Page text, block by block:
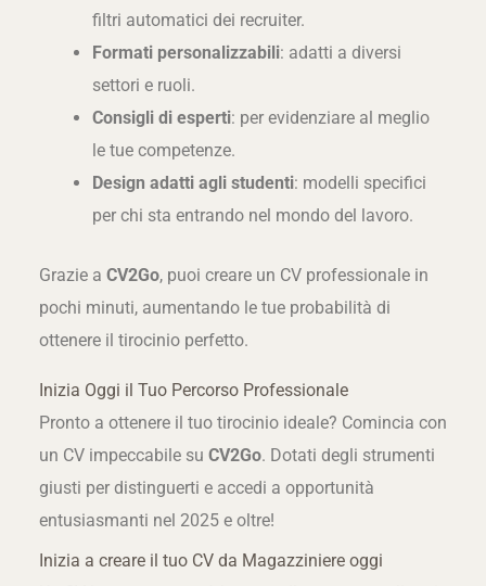
filtri automatici dei recruiter.
Formati personalizzabili: adatti a diversi
settori e ruoli.
Consigli di esperti: per evidenziare al meglio
le tue competenze.
Design adatti agli studenti: modelli specifici
per chi sta entrando nel mondo del lavoro.
Grazie a CV2Go, puoi creare un CV professionale in
pochi minuti, aumentando le tue probabilità di
ottenere il tirocinio perfetto.
Inizia Oggi il Tuo Percorso Professionale
Pronto a ottenere il tuo tirocinio ideale? Comincia con
un CV impeccabile su CV2Go. Dotati degli strumenti
giusti per distinguerti e accedi a opportunità
entusiasmanti nel 2025 e oltre!
Inizia a creare il tuo CV da Magazziniere oggi